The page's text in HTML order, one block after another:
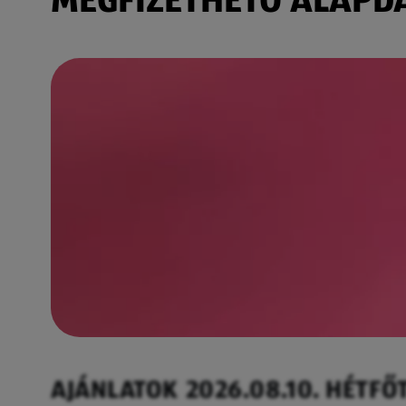
AJÁNLATOK 2026.08.10.